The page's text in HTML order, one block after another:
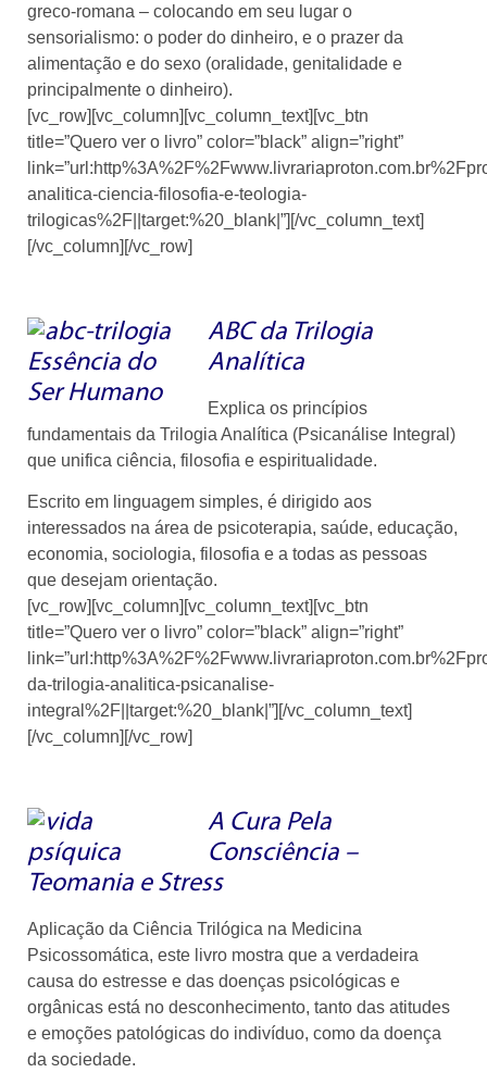
greco-romana – colocando em seu lugar o
sensorialismo: o poder do dinheiro, e o prazer da
alimentação e do sexo (oralidade, genitalidade e
principalmente o dinheiro).
[vc_row][vc_column][vc_column_text][vc_btn
title=”Quero ver o livro” color=”black” align=”right”
analitica-ciencia-filosofia-e-teologia-
trilogicas%2F||target:%20_blank|”][/vc_column_text]
[/vc_column][/vc_row]
ABC da Trilogia
Analítica
Explica os princípios
fundamentais da Trilogia Analítica (Psicanálise Integral)
que unifica ciência, filosofia e espiritualidade.
Escrito em linguagem simples, é dirigido aos
interessados na área de psicoterapia, saúde, educação,
economia, sociologia, filosofia e a todas as pessoas
que desejam orientação.
[vc_row][vc_column][vc_column_text][vc_btn
title=”Quero ver o livro” color=”black” align=”right”
da-trilogia-analitica-psicanalise-
integral%2F||target:%20_blank|”][/vc_column_text]
[/vc_column][/vc_row]
A Cura Pela
Consciência –
Teomania e Stress
Aplicação da Ciência Trilógica na Medicina
Psicossomática, este livro mostra que a verdadeira
causa do estresse e das doenças psicológicas e
orgânicas está no desconhecimento, tanto das atitudes
e emoções patológicas do indivíduo, como da doença
da sociedade.